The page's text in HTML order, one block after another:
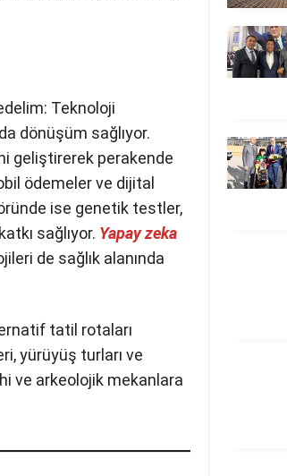
Teknoloji
dönüşüm sağlıyor.
geliştirerek
mobil
Sağlık
yöntemlerinin
sistemleri ve
dönüşüm
tatil rotaları
yürüyüş turları ve
ve arkeolojik